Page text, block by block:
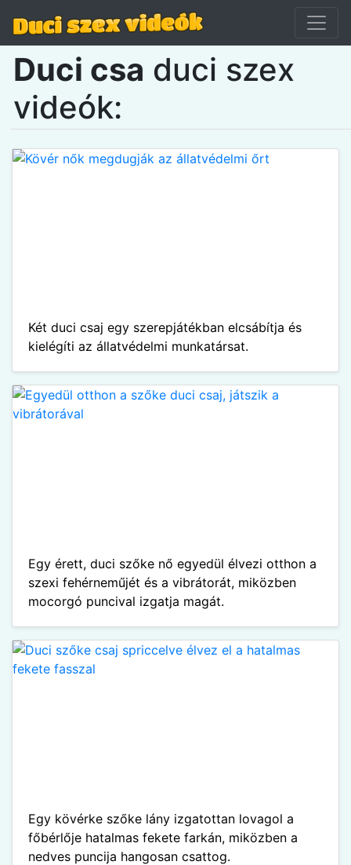
Duci csa duci szex
videók:
Két duci csaj egy szerepjátékban elcsábítja és
kielégíti az állatvédelmi munkatársat.
Egy érett, duci szőke nő egyedül élvezi otthon a
szexi fehérneműjét és a vibrátorát, miközben
mocorgó puncival izgatja magát.
Egy kövérke szőke lány izgatottan lovagol a
főbérlője hatalmas fekete farkán, miközben a
nedves puncija hangosan csattog.